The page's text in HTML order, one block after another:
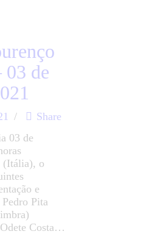
03 de
Share
03 de
(Itália), o
e
Pita
Costa…